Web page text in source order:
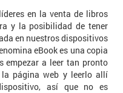
en la venta de libros
y la posibilidad de tener
en nuestros dispositivos
eBook es una copia
empezar a leer tan pronto
página web y leerlo allí
así que no es